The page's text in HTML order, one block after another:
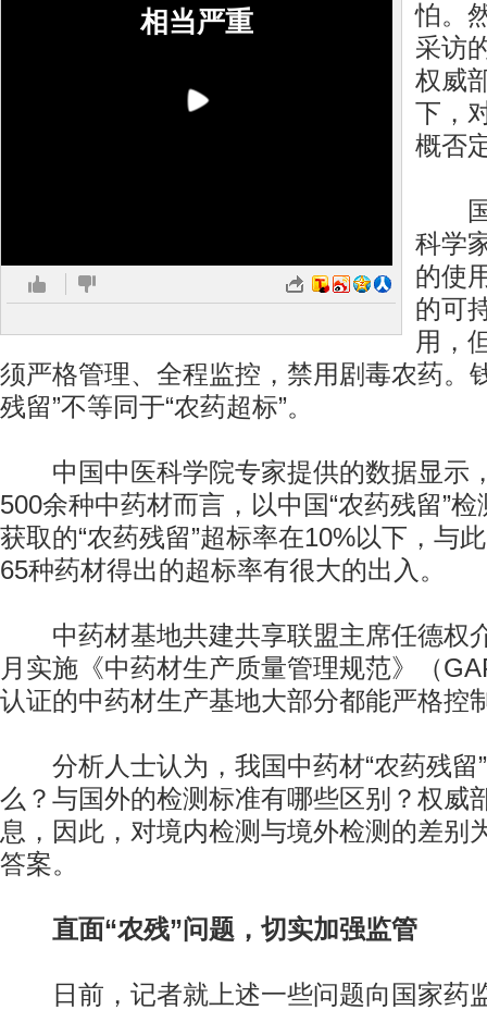
相当严重
怕。
采访
权威
下，
概否
国
科学
的使
的可
用，
须严格管理、全程监控，禁用剧毒农药。
残留”不等同于“农药超标”。
中国中医科学院专家提供的数据显示
500余种中药材而言，以中国“农药残留”
获取的“农药残留”超标率在10%以下，与
65种药材得出的超标率有很大的出入。
中药材基地共建共享联盟主席任德权
月实施《中药材生产质量管理规范》（
认证的中药材生产基地大部分都能严格控
分析人士认为，我国中药材“农药残留
么？与国外的检测标准有哪些区别？权威
息，因此，对境内检测与境外检测的差别
答案。
直面“农残”问题，切实加强监管
日前，记者就上述一些问题向国家药